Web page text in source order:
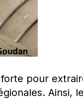
pour
Ainsi,